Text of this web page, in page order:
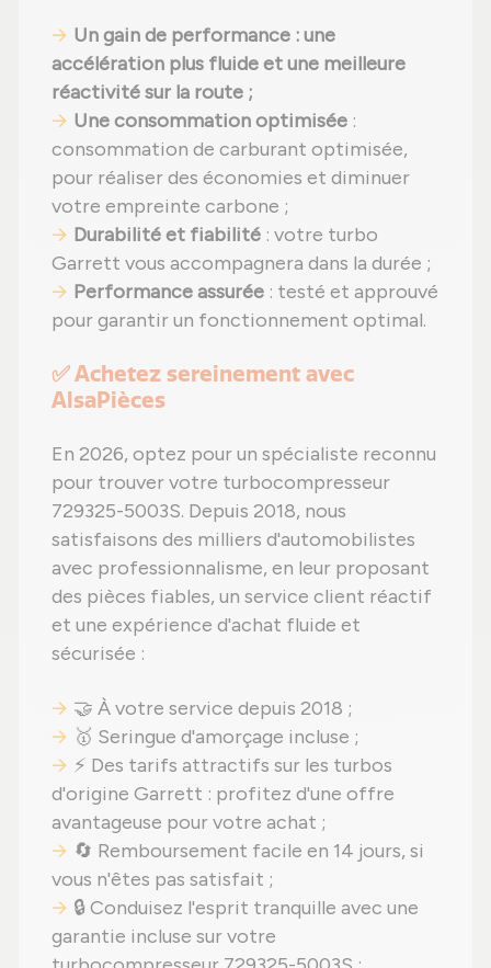
Un gain de performance : une
accélération plus fluide et une meilleure
réactivité sur la route ;
Une consommation optimisée :
consommation de carburant optimisée,
pour réaliser des économies et diminuer
votre empreinte carbone ;
Durabilité et fiabilité : votre turbo
Garrett vous accompagnera dans la durée ;
Performance assurée : testé et approuvé
pour garantir un fonctionnement optimal.
✅ Achetez sereinement avec
AlsaPièces
En 2026, optez pour un spécialiste reconnu
pour trouver votre turbocompresseur
729325-5003S. Depuis 2018, nous
satisfaisons des milliers d'automobilistes
avec professionnalisme, en leur proposant
des pièces fiables, un service client réactif
et une expérience d'achat fluide et
sécurisée :
🤝 À votre service depuis 2018 ;
🥇 Seringue d'amorçage incluse ;
⚡ Des tarifs attractifs sur les turbos
d'origine Garrett : profitez d'une offre
avantageuse pour votre achat ;
🔄 Remboursement facile en 14 jours, si
vous n'êtes pas satisfait ;
🔒 Conduisez l'esprit tranquille avec une
garantie incluse sur votre